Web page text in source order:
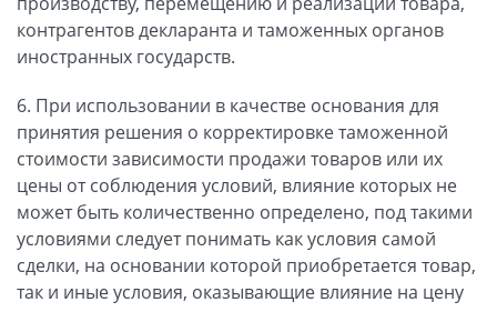
контрагентов декларанта и таможенных органов
иностранных государств.
6. При использовании в качестве основания для
принятия решения о корректировке таможенной
стоимости зависимости продажи товаров или их
цены от соблюдения условий, влияние которых не
может быть количественно определено, под такими
условиями следует понимать как условия самой
сделки, на основании которой приобретается товар,
так и иные условия, оказывающие влияние на цену